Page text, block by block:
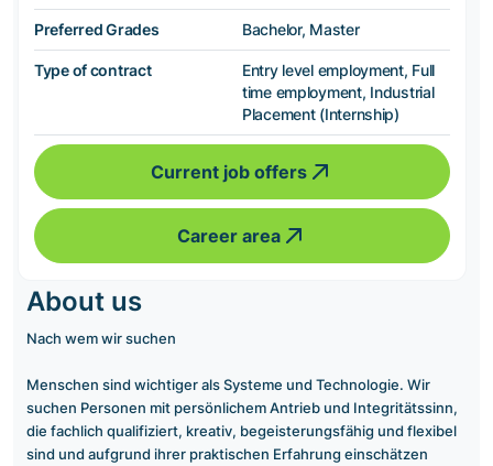
Preferred Grades Bachelor, Master
Type of contract
Entry level employment, Full
time employment, Industrial
Placement (Internship)
Current job offers
Career area
About us
Nach wem wir suchen
Menschen sind wichtiger als Systeme und Technologie. Wir
suchen Personen mit persönlichem Antrieb und Integritätssinn,
die fachlich qualifiziert, kreativ, begeisterungsfähig und flexibel
sind und aufgrund ihrer praktischen Erfahrung einschätzen